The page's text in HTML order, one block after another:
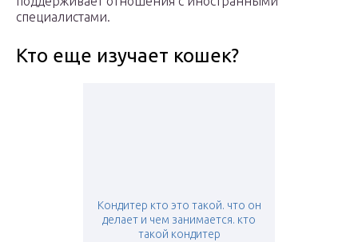
специалистами.
Кто еще изучает кошек?
Кондитер кто это такой. что он
делает и чем занимается. кто
такой кондитер